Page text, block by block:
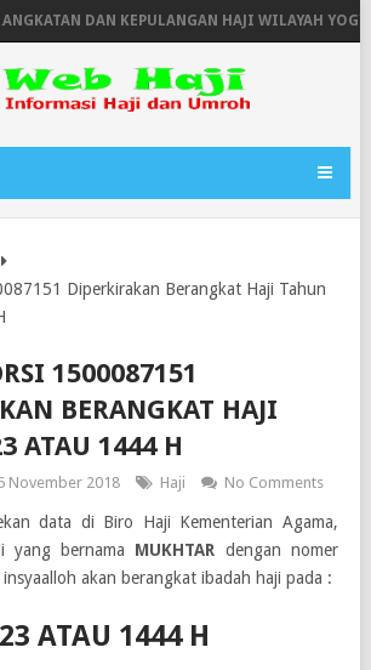
DAN KEPULANGAN HAJI WILAYAH
Diperkirakan Berangkat Haji Tahun
1500087151
BERANGKAT HAJI
ATAU 1444 H
November 2018 Haji No Comments
data di Biro Haji Kementerian Agama,
yang bernama MUKHTAR dengan nomer
insyaalloh akan berangkat ibadah haji pada :
ATAU 1444 H